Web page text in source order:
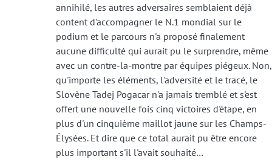
annihilé, les autres adversaires semblaient déjà
content d'accompagner le N.1 mondial sur le
podium et le parcours n'a proposé finalement
aucune difficulté qui aurait pu le surprendre, même
avec un contre-la-montre par équipes piégeux. Non,
qu'importe les éléments, l'adversité et le tracé, le
Slovène Tadej Pogacar n'a jamais tremblé et s'est
offert une nouvelle fois cinq victoires d'étape, en
plus d'un cinquième maillot jaune sur les Champs-
Élysées. Et dire que ce total aurait pu être encore
plus important s'il l'avait souhaité…